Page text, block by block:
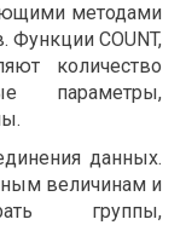
методами
Функции COUNT,
количество
параметры,
данных.
величинам и
группы,